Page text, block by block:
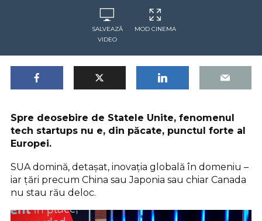
SALVEAZĂ
VIDEO
MOD CINEMA
Spre deosebire de Statele Unite, fenomenul
tech startups nu e, din păcate, punctul forte al
Europei.
SUA domină, detașat, inovația globală în domeniu –
iar țări precum China sau Japonia sau chiar Canada
nu stau rău deloc.